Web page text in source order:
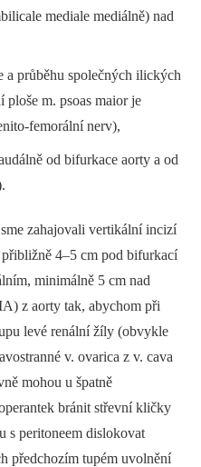
mediale mediálně) nad
a průběhu společných ilických
ploše m. psoas maior je
femorální nerv),
od bifurkace aorty a od
zahajovali vertikální incizí
4–5 cm pod bifurkací
minimálně 5 cm nad
z aorty tak, abychom při
levé renální žíly (obvykle
v. ovarica z v. cava
mohou u špatně
bránit střevní kličky
s peritoneem dislokovat
předchozím tupém uvolnění